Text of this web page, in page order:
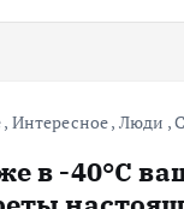
, Интересное, Люди ,
в -40°C